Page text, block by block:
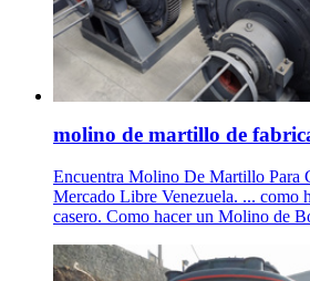
molino de martillo de
Encuentra Molino De Martillo Para
Mercado Libre Venezuela. ... como
casero. Como hacer un Molino de